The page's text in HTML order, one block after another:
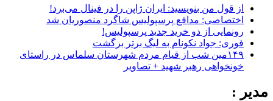
از قول من بنویسید: ایران ژاپن را در فینال می‌برد!
اختصاصی: مدافع پرسپولیس شاگرد منصوریان شد
رونمایی از دو خرید جدید پرسپولیس!
فوری: جواد نکونام به لیگ برتر برگشت
۱۴۹مین شب از قیام مردم شهرستان سلماس در راستای
خونخواهی رهبر شهید + تصاویر
مدیر :